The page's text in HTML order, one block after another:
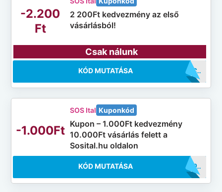
-2.200
Ft
2 200Ft kedvezmény az első
vásárlásból!
Csak nálunk
KÓD MUTATÁSA ..GUIC
-1.000Ft
SOS Ital Kuponkód
Kupon – 1.000Ft kedvezmény
10.000Ft vásárlás felett a
Sosital.hu oldalon
KÓD MUTATÁSA ..0000